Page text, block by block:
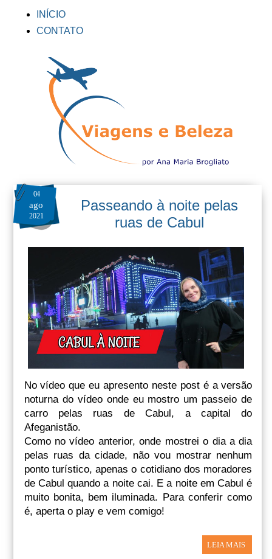
INÍCIO
CONTATO
04
ago
2021
Passeando à noite pelas
ruas de Cabul
No vídeo que eu apresento neste post é a versão
noturna do vídeo onde eu mostro um passeio de
carro pelas ruas de Cabul, a capital do
Afeganistão.
Como no vídeo anterior, onde mostrei o dia a dia
pelas ruas da cidade, não vou mostrar nenhum
ponto turístico, apenas o cotidiano dos moradores
de Cabul quando a noite cai. E a noite em Cabul é
muito bonita, bem iluminada. Para conferir como
é, aperta o play e vem comigo!
LEIA MAIS